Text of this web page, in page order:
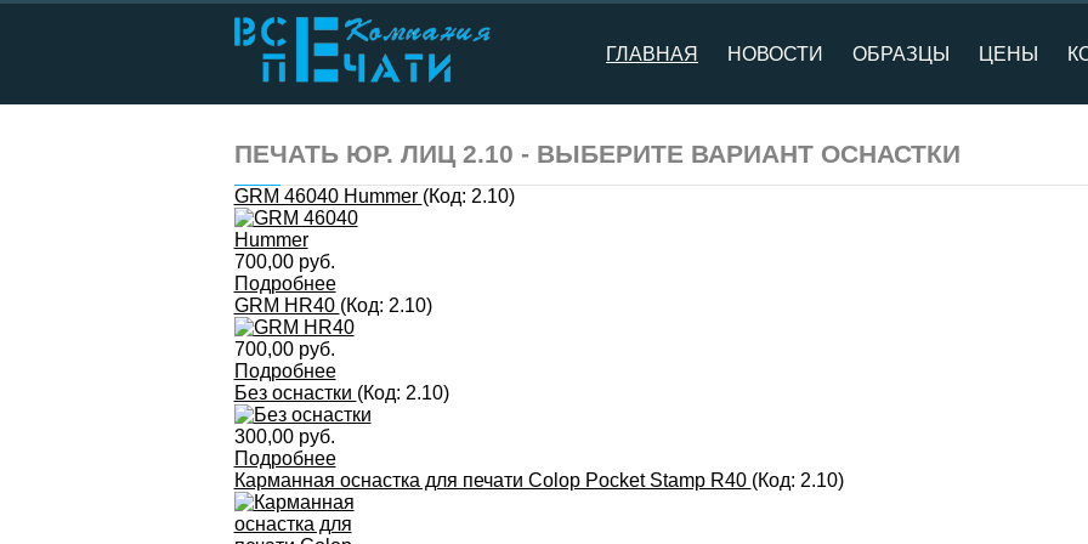
ГЛАВНАЯ НОВОСТИ ОБРАЗЦЫ ЦЕНЫ
ПЕЧАТЬ ЮР. ЛИЦ 2.10 - ВЫБЕРИТЕ ВАРИАНТ ОСНАСТКИ
GRM 46040 Hummer (Код: 2.10)
700,00 руб.
Подробнее
GRM HR40 (Код: 2.10)
700,00 руб.
Подробнее
Без оснастки (Код: 2.10)
300,00 руб.
Подробнее
Карманная оснастка для печати Colop Pocket Stamp R40 (Код: 2.10)